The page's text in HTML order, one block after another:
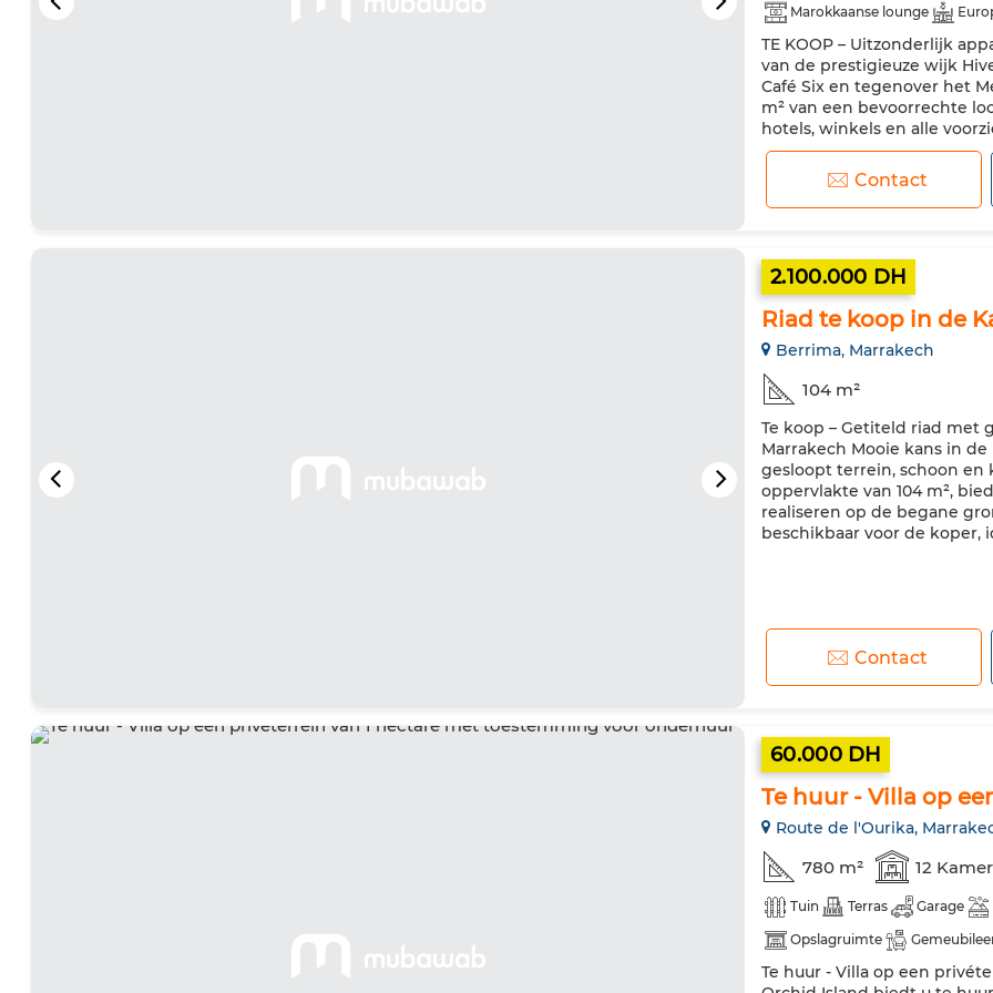
Marokkaanse lounge
Air conditioning
Uitgeruste keuken
TE KOOP – Uitzonderlijk
van de prestigieuze wijk
Café Six en tegenover het
m² van een bevoorrechte
hotels, winkels en alle
verdieping van een
Contact
2.100.000 DH
Riad te koop in de
Berrima, Marrakech
104 m²
Te koop – Getiteld riad met
Marrakech Mooie kans in
gesloopt terrein, schoon en
oppervlakte van 104 m²,
realiseren op de begane
beschikbaar voor de koper,
Contact
60.000 DH
Te huur - Villa op
Route de l'Ourika,
780 m² 12
Tuin Terras
Garage
Opslagruimte
Satelliet schotel
Open
Te huur - Villa op een